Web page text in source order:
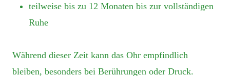
teilweise bis zu 12 Monaten bis zur vollständigen
Ruhe
Während dieser Zeit kann das Ohr empfindlich
bleiben, besonders bei Berührungen oder Druck.